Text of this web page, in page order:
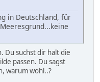
in Deutschland, für
Du suchst dir halt die
passen. Du sagst
warum wohl..?